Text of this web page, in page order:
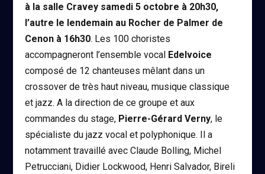
à la salle Cravey samedi 5 octobre à 20h30,
l’autre le lendemain au Rocher de Palmer de
Cenon à 16h30. Les 100 choristes
accompagneront l’ensemble vocal Edelvoice
composé de 12 chanteuses mêlant dans un
crossover de très haut niveau, musique classique
et jazz. A la direction de ce groupe et aux
commandes du stage, Pierre-Gérard Verny, le
spécialiste du jazz vocal et polyphonique. Il a
notamment travaillé avec Claude Bolling, Michel
Petrucciani, Didier Lockwood, Henri Salvador, Bireli